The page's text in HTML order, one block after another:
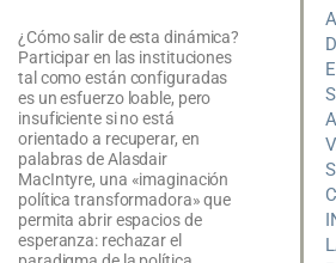
¿Cómo salir de esta dinámica?
Participar en las instituciones
tal como están configuradas
es un esfuerzo loable, pero
insuficiente si no está
orientado a recuperar, en
palabras de Alasdair
MacIntyre, una «imaginación
política transformadora» que
permita abrir espacios de
esperanza: rechazar el